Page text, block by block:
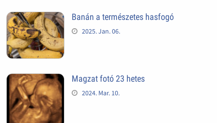
Banán a természetes hasfogó
2025. Jan. 06.
Magzat fotó 23 hetes
2024. Mar. 10.